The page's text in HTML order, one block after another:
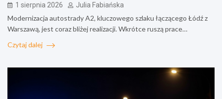
1 sierpnia 2026 Julia Fabiańska
Modernizacja autostrady A2, kluczowego szlaku łączącego Łódź z
Warszawą, jest coraz bliżej realizacji. Wkrótce ruszą prace…
Czytaj dalej